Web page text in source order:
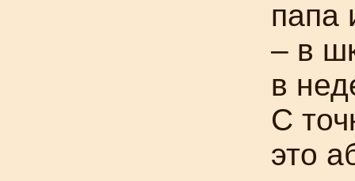
папа
– в
в
С
это